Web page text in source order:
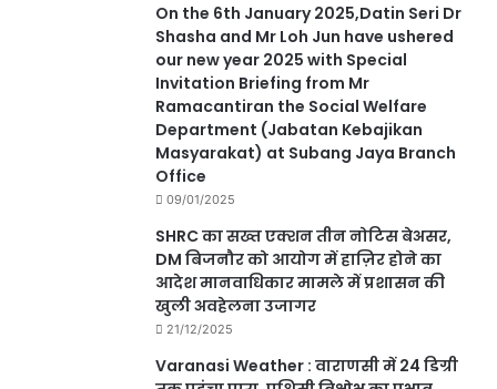
On the 6th January 2025,Datin Seri Dr
Shasha and Mr Loh Jun have ushered
our new year 2025 with Special
Invitation Briefing from Mr
Ramacantiran the Social Welfare
Department (Jabatan Kebajikan
Masyarakat) at Subang Jaya Branch
Office
09/01/2025
SHRC का सख्त एक्शन तीन नोटिस बेअसर,
DM बिजनौर को आयोग में हाज़िर होने का
आदेश मानवाधिकार मामले में प्रशासन की
खुली अवहेलना उजागर
21/12/2025
Varanasi Weather : वाराणसी में 24 डिग्री